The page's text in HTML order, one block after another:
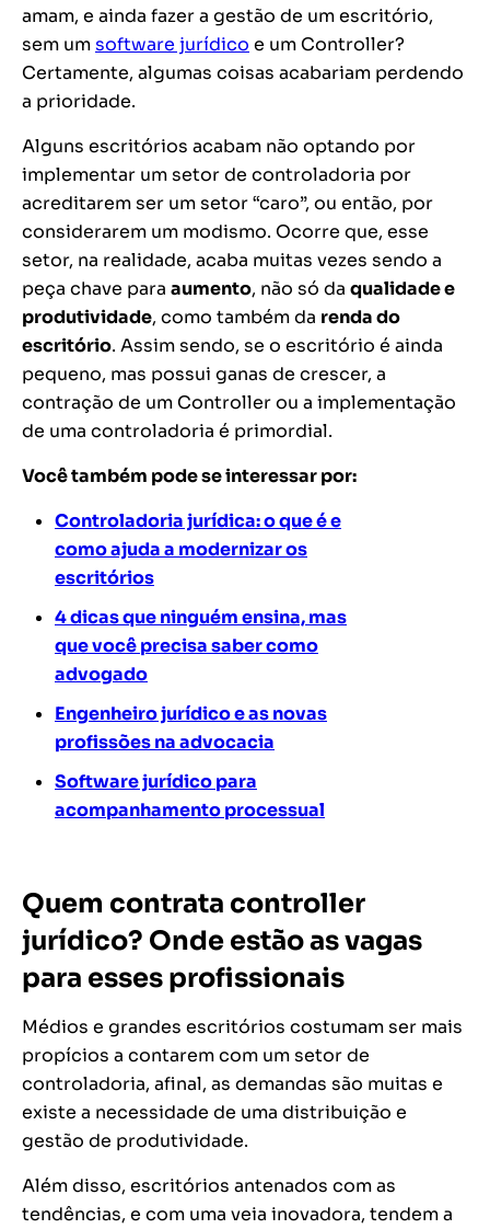
amam, e ainda fazer a gestão de um escritório,
sem umsoftware jurídico e um Controller?
Certamente, algumas coisas acabariam perdendo
a prioridade.
Alguns escritórios acabam não optando por
implementar um setor de controladoria por
acreditarem ser um setor “caro”, ou então, por
considerarem um modismo. Ocorre que, esse
setor, na realidade, acaba muitas vezes sendo a
peça chave para aumento, não só da qualidade e
produtividade, como também da renda do
escritório. Assim sendo, se o escritório é ainda
pequeno, mas possui ganas de crescer, a
contração de um Controller ou a implementação
de uma controladoria é primordial.
Você também pode se interessar por:
Controladoria jurídica: o que é e
como ajuda a modernizar os
escritórios
4 dicas que ninguém ensina, mas
que você precisa saber como
advogado
Engenheiro jurídico e as novas
profissões na advocacia
Software jurídico para
acompanhamento processual
Quem contrata controller
jurídico? Onde estão as vagas
para esses profissionais
Médios e grandes escritórios costumam ser mais
propícios a contarem com um setor de
controladoria, afinal, as demandas são muitas e
existe a necessidade de uma distribuição e
gestão de produtividade.
Além disso, escritórios antenados com as
tendências, e com uma veia inovadora, tendem a